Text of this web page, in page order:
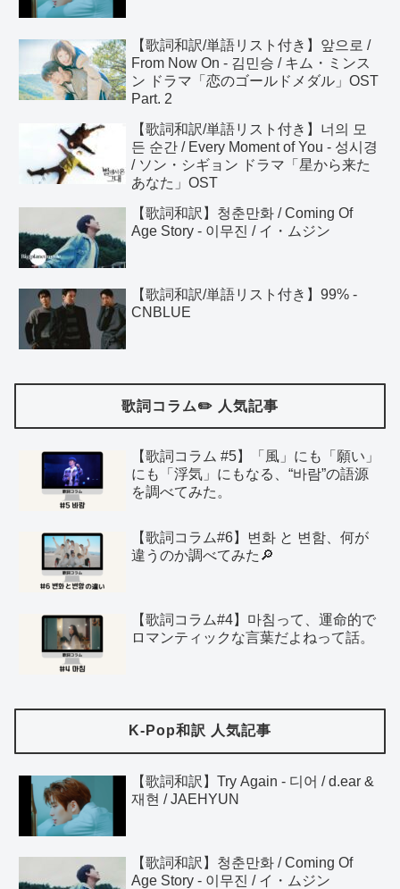
【歌詞和訳/単語リスト付き】앞으로 /
From Now On - 김민승 / キム・ミンス
ン ドラマ「恋のゴールドメダル」OST
Part. 2
【歌詞和訳/単語リスト付き】너의 모
든 순간 / Every Moment of You - 성시경
/ ソン・シギョン ドラマ「星から来た
あなた」OST
【歌詞和訳】청춘만화 / Coming Of
Age Story - 이무진 / イ・ムジン
【歌詞和訳/単語リスト付き】99% -
CNBLUE
歌詞コラム✏️ 人気記事
【歌詞コラム #5】「風」にも「願い」
にも「浮気」にもなる、“바람”の語源
を調べてみた。
【歌詞コラム#6】변화 と 변함、何が
違うのか調べてみた🔎
【歌詞コラム#4】마침って、運命的で
ロマンティックな言葉だよねって話。
K-Pop和訳 人気記事
【歌詞和訳】Try Again - 디어 / d.ear &
재현 / JAEHYUN
【歌詞和訳】청춘만화 / Coming Of
Age Story - 이무진 / イ・ムジン